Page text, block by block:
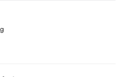
reçois dans mon cabinet à